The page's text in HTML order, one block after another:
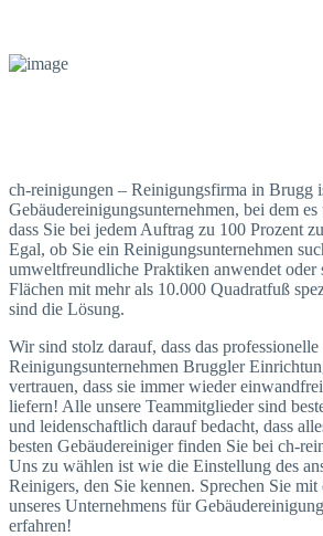
ch-reinigungen – Reinigungsfirma in Brugg
Gebäudereinigungsunternehmen, bei dem
dass Sie bei jedem Auftrag zu 100 Prozent
Egal, ob Sie ein Reinigungsunternehmen
umweltfreundliche Praktiken anwendet oder
Flächen mit mehr als 10.000 Quadratfuß
sind die Lösung.
Wir sind stolz darauf, dass das professionelle
Reinigungsunternehmen Bruggler
vertrauen, dass sie immer wieder
liefern! Alle unsere Teammitglieder sind
und leidenschaftlich darauf bedacht, dass
besten Gebäudereiniger finden Sie bei ch-
Uns zu wählen ist wie die Einstellung des
Reinigers, den Sie kennen. Sprechen Sie mit
unseres Unternehmens für
erfahren!